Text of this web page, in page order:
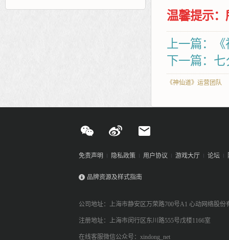
温馨提示
上一篇：
下一篇：
《神仙道》运营团队
免责声明 隐私政策 用户协议 游戏大厅 论坛
品牌资源及样式指南
公司地址：上海市静安区万荣路700号A1 心动网络股份
注册地址：上海市闵行区东川路555号戊楼1166室
在线客服微信公众号：xindong_net